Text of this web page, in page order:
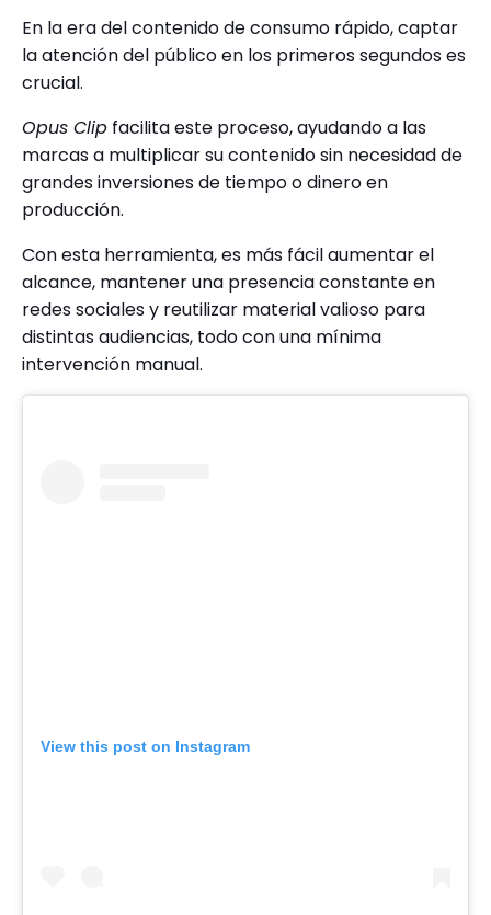
En la era del contenido de consumo rápido, captar
la atención del público en los primeros segundos es
crucial.
Opus Clip facilita este proceso, ayudando a las
marcas a multiplicar su contenido sin necesidad de
grandes inversiones de tiempo o dinero en
producción.
Con esta herramienta, es más fácil aumentar el
alcance, mantener una presencia constante en
redes sociales y reutilizar material valioso para
distintas audiencias, todo con una mínima
intervención manual.
View this post on Instagram